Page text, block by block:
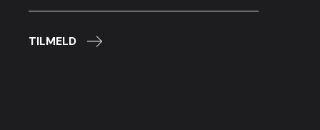
TILMELD